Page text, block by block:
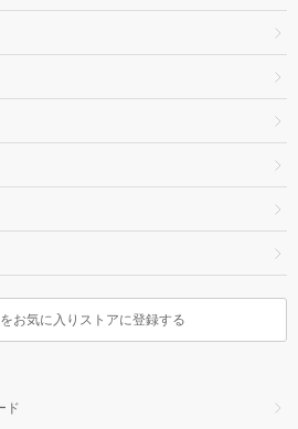
お気に入りストアに登録する
ド